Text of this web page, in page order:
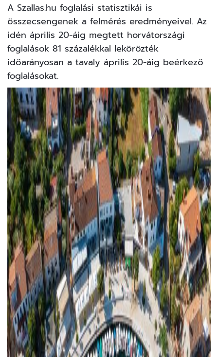
A Szallas.hu foglalási statisztikái is
összecsengenek a felmérés eredményeivel. Az
idén április 20-áig megtett horvátországi
foglalások 81 százalékkal lekörözték
időarányosan a tavaly április 20-áig beérkező
foglalásokat.